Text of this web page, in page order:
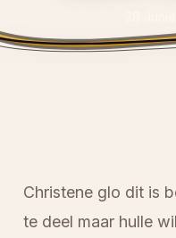
Christene glo dit is
te deel maar hulle